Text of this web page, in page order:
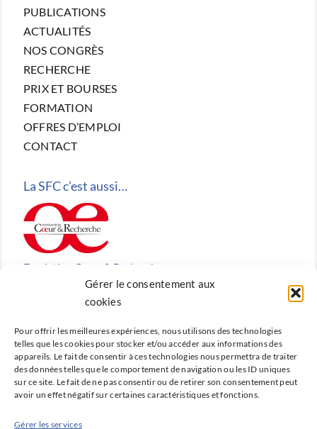
Gérer le consentement aux
cookies
Pour offrir les meilleures expériences, nous utilisons des technologies
telles que les cookies pour stocker et/ou accéder aux informations des
appareils. Le fait de consentir à ces technologies nous permettra de traiter
des données telles que le comportement de navigation ou les ID uniques
sur ce site. Le fait de ne pas consentir ou de retirer son consentement peut
avoir un effet négatif sur certaines caractéristiques et fonctions.
Gérer les services
PUBLICATIONS
ACTUALITÉS
NOS CONGRÈS
RECHERCHE
PRIX ET BOURSES
FORMATION
OFFRES D’EMPLOI
CONTACT
La SFC c’est aussi…
Fondation Cœur & Recherche
Reconnue d’utilité publique, la Fondation Cœur &
créée en 2010 par la SFC.